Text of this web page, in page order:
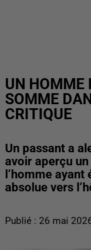
UN HOMME
SOMME
CRITIQUE
Un passant a
avoir aperçu
l’homme
absolue vers
Publié : 26 mai